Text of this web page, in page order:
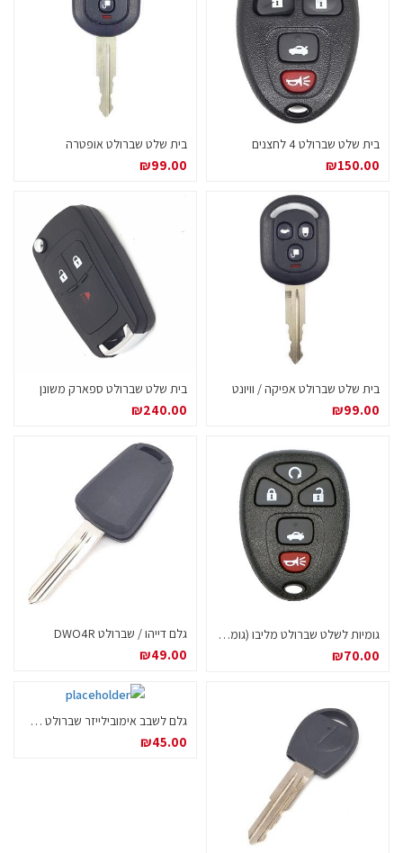
בית שלט שברולט 4 לחצנים
₪150.00
בית שלט שברולט אופטרה
₪99.00
בית שלט שברולט אפיקה / וויונט
₪99.00
בית שלט שברולט ספארק משונן
₪240.00
גומיות לשלט שברולט מליבו (גומיות בלבד ללא מארז)
₪70.00
גלם דייהו / שברולט DWO4R
₪49.00
גלם לשבב אימובילייזר שברולט ספארק
₪45.00